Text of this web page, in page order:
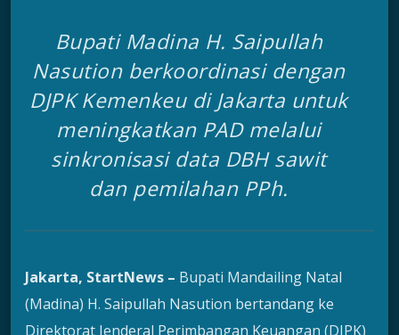
Bupati Madina H. Saipullah
Nasution berkoordinasi dengan
DJPK Kemenkeu di Jakarta untuk
meningkatkan PAD melalui
sinkronisasi data DBH sawit
dan pemilahan PPh.
Jakarta, StartNews – Bupati Mandailing Natal
(Madina) H. Saipullah Nasution bertandang ke
Direktorat Jenderal Perimbangan Keuangan (DJPK)